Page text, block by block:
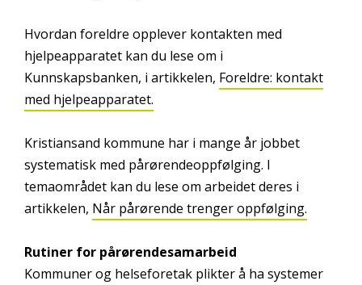
Hvordan foreldre opplever kontakten med
hjelpeapparatet kan du lese om i
Kunnskapsbanken, i artikkelen, Foreldre: kontakt
med hjelpeapparatet.
Kristiansand kommune har i mange år jobbet
systematisk med pårørendeoppfølging. I
temaområdet kan du lese om arbeidet deres i
artikkelen, Når pårørende trenger oppfølging.
Rutiner for pårørendesamarbeid
Kommuner og helseforetak plikter å ha systemer